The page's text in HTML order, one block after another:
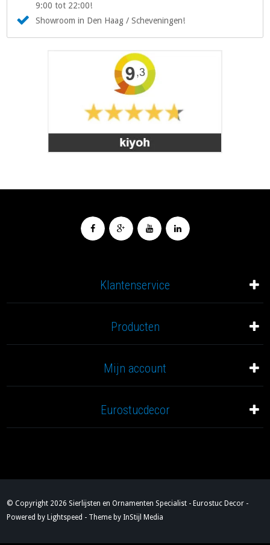
9:00 tot 22:00!
Showroom in Den Haag / Scheveningen!
Klantenservice
Producten
Mijn account
Eurostucdecor
© Copyright 2026 Sierlijsten en Ornamenten Specialist - Eurostuc Decor -
Powered by Lightspeed - Theme by InStijl Media